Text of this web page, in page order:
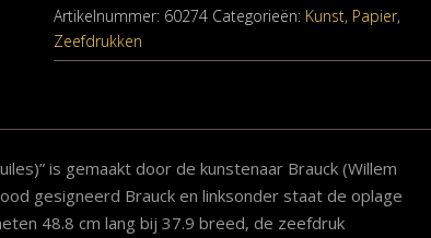
Artikelnummer: 60274 Categorieën: Kunst, Papier,
Zeefdrukken
is gemaakt door de kunstenaar Brauck (Willem
gesigneerd Brauck en linksonder staat de oplage
48.8 cm lang bij 37.9 breed, de zeefdruk